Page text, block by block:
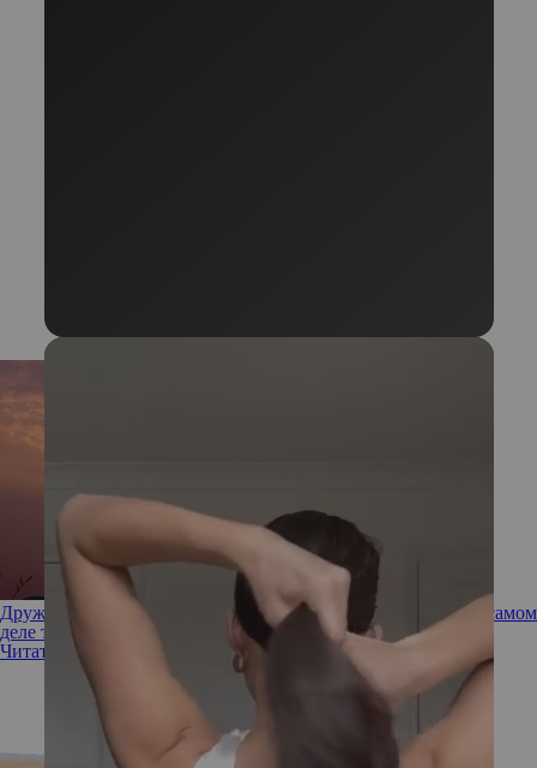
Дружба или что-то большее? 6 признаков, что приятель на самом
деле тайно в вас влюблен
Читать полностью